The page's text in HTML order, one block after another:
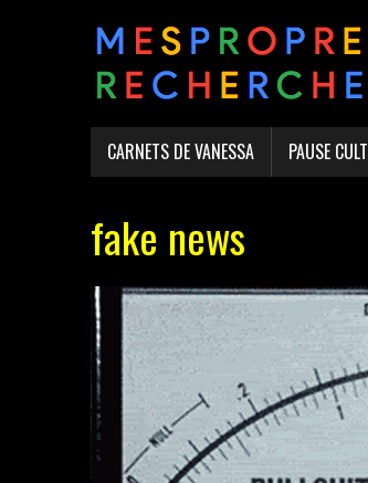
CARNETS DE VANESSA PAUSE
fake news